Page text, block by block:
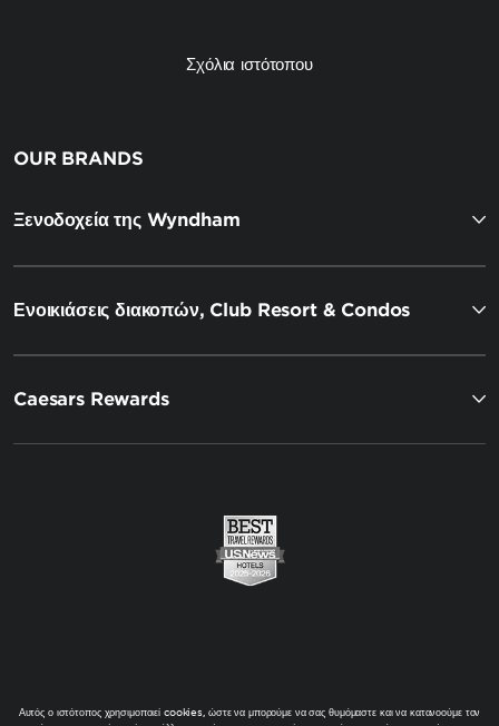
Σχόλια ιστότοπου
OUR BRANDS
Ξενοδοχεία της Wyndham
Ενοικιάσεις διακοπών, Club Resort & Condos
Caesars Rewards
Αυτός ο ιστότοπος χρησιμοποιεί cookies, ώστε να μπορούμε να σας θυμόμαστε και να κατανοούμε τον